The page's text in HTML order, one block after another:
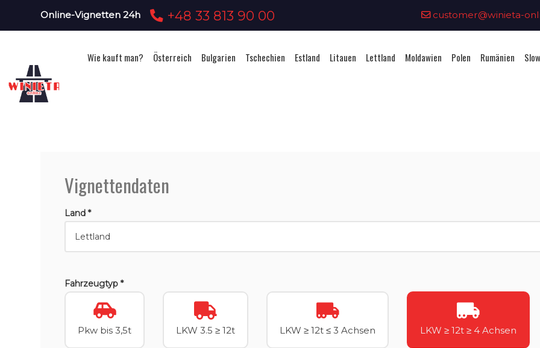
Online-Vignetten 24h +48 33 813 90 00 customer@winieta-
Wie kauft man? Österreich Bulgarien Tschechien Estland Litauen Lettland Moldawien Polen Rumänien
Vignettendaten
Land *
Fahrzeugtyp *
Pkw bis 3,5t LKW 3.5 ≥ 12t LKW ≥ 12t ≤ 3 Achsen LKW ≥ 12t ≥ 4 Achsen